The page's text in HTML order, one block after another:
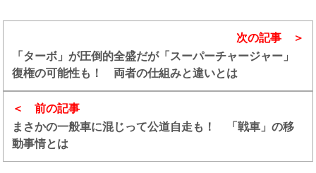
前の記事
まさかの一般車に混じって公道自走も！ 「戦車」の移
動事情とは
次の記事
「ターボ」が圧倒的全盛だが「スーパーチャージャー」
復権の可能性も！ 両者の仕組みと違いとは